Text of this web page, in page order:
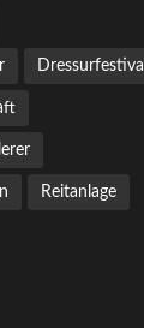
Dressurfestival
Reitanlage